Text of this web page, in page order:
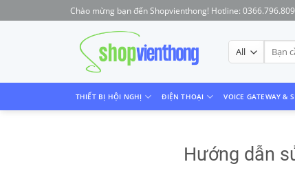
to
Chào mừng bạn đến Shopvienthong! Hotline: 0366.796.809
Tìm
kiếm:
THIẾT BỊ HỘI NGHỊ ĐIỆN THOẠI VOICE GATEWAY &
Hướng dẫn